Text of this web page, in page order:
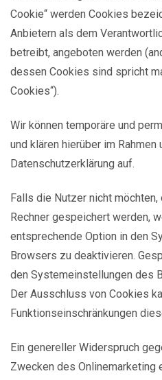
Cookie“ werden Cookies
Anbietern als dem
betreibt, angeboten werden
dessen Cookies sind spricht
Cookies“).
Wir können temporäre und
und klären hierüber im Rahmen
Datenschutzerklärung auf.
Falls die Nutzer nicht
Rechner gespeichert werden,
entsprechende Option in den
Browsers zu deaktivieren.
den Systemeinstellungen des
Der Ausschluss von Cookies
Funktionseinschränkungen
Ein genereller Widerspruch
Zwecken des Onlinemarketing